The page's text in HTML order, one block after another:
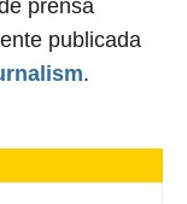
prensa
publicada
.